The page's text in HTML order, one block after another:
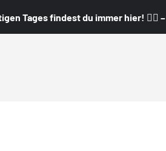
Tages findest du immer hier! 👇🏼 –